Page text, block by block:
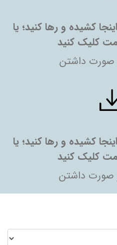
کشیده و رها کنید؛ یا
کلیک کنید
صورت داشتن
کشیده و رها کنید؛ یا
کلیک کنید
صورت داشتن